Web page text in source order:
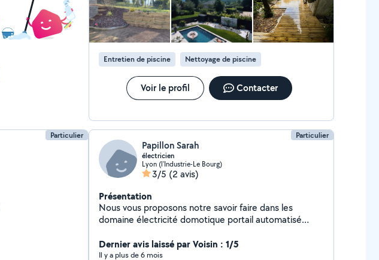
Entretien de piscine Nettoyage de piscine
Voir le profil Contacter
Particulier Particulier
Papillon Sarah
électricien
Lyon (l'Industrie-Le Bourg)
3/5 (2 avis)
Présentation
Nous vous proposons notre savoir faire dans les
domaine électricité domotique portail automatisé
activité depuis 2009 , devis gratuit notre champs
d'action est sur la region et limitrophe
Dernier avis laissé par Voisin : 1/5
Il y a plus de 6 mois